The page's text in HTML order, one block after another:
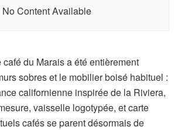
No Content Available
café du Marais a été entièrement
sobres et le mobilier boisé habituel :
californienne inspirée de la Riviera,
vaisselle logotypée, et carte
cafés se parent désormais de